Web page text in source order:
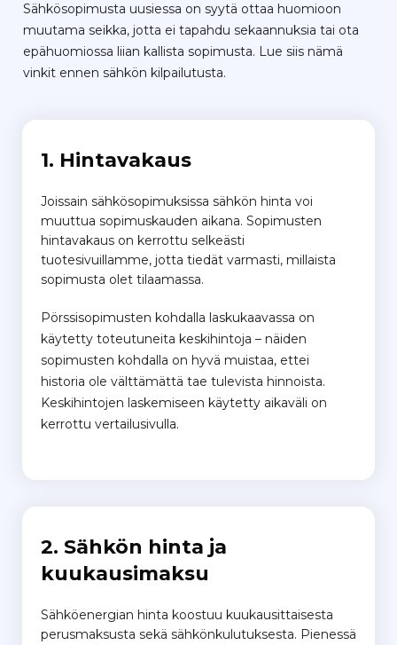
Sähkösopimusta uusiessa on syytä ottaa huomioon
muutama seikka, jotta ei tapahdu sekaannuksia tai ota
epähuomiossa liian kallista sopimusta. Lue siis nämä
vinkit ennen sähkön kilpailutusta.
1. Hintavakaus
Joissain sähkösopimuksissa sähkön hinta voi
muuttua sopimuskauden aikana. Sopimusten
hintavakaus on kerrottu selkeästi
tuotesivuillamme, jotta tiedät varmasti, millaista
sopimusta olet tilaamassa.
Pörssisopimusten kohdalla laskukaavassa on
käytetty toteutuneita keskihintoja – näiden
sopimusten kohdalla on hyvä muistaa, ettei
historia ole välttämättä tae tulevista hinnoista.
Keskihintojen laskemiseen käytetty aikaväli on
kerrottu vertailusivulla.
2. Sähkön hinta ja
kuukausimaksu
Sähköenergian hinta koostuu kuukausittaisesta
perusmaksusta sekä sähkönkulutuksesta. Pienessä